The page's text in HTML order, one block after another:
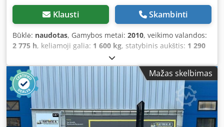
Klausti Skambinti
Būklė: naudotas, Gamybos metai: 2010, veikimo valandos:
2 775 h, keliamoji galia: 1 600 kg, statybinis aukštis: 1 290
, pavaros tipas:
plotis:730 mm, Low lift pallet truck Load centre: 600 mm
Fork width: 155 mm Fork thickness: 45 mm Condition:
Ready for operation and fully functional Technical
condition: Good Dedpfx Asuqrf Roc Dock Front tyre type:
Polyurethane Front tyre condition: 60 – 80% Rear tyre type:
Polyurethane Rear tyre condition: 60 – 80% Battery voltage:
Mažas skelbimas